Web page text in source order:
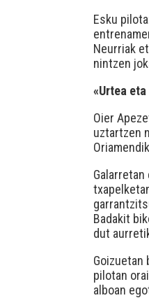
Esku
Neurriak
nintzen
«Urtea
Oier
uztartzen
Badakit
dut
Goizuetan
pilotan
alboan